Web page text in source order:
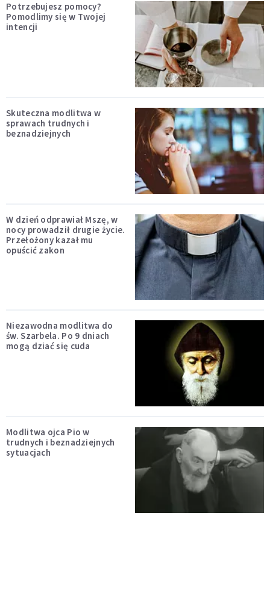
Potrzebujesz pomocy?
Pomodlimy się w Twojej
intencji
Skuteczna modlitwa w
sprawach trudnych i
beznadziejnych
W dzień odprawiał Mszę, w
nocy prowadził drugie życie.
Przełożony kazał mu
opuścić zakon
Niezawodna modlitwa do
św. Szarbela. Po 9 dniach
mogą dziać się cuda
Modlitwa ojca Pio w
trudnych i beznadziejnych
sytuacjach